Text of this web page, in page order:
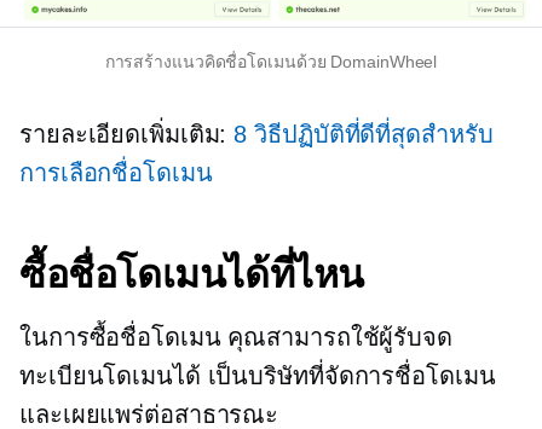
การสร้างแนวคิดชื่อโดเมนด้วย DomainWheel
รายละเอียดเพิ่มเติม: 8 วิธีปฏิบัติที่ดีที่สุดสำหรับ
การเลือกชื่อโดเมน
ซื้อชื่อโดเมนได้ที่ไหน
ในการซื้อชื่อโดเมน คุณสามารถใช้ผู้รับจด
ทะเบียนโดเมนได้ เป็นบริษัทที่จัดการชื่อโดเมน
และเผยแพร่ต่อสาธารณะ